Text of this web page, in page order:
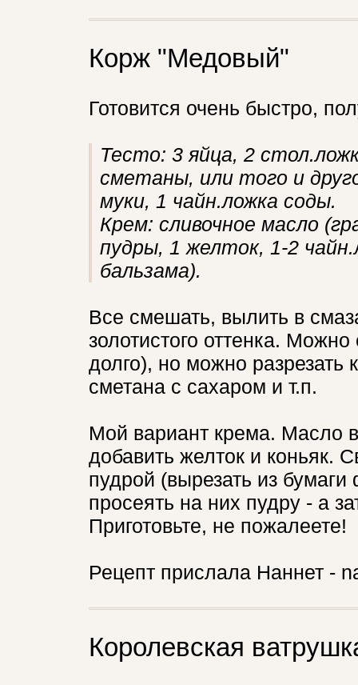
Корж "Медовый"
Готовится очень быстро,
Тесто: 3 яйца, 2
сметаны, или того и
муки, 1 чайн.ложка соды.
Крем: сливочное масло
пудры, 1 желток, 1-2
бальзама).
Все смешать, вылить в
золотистого оттенка.
долго), но можно
сметана с сахаром и т.п.
Мой вариант крема. Масло
добавить желток и коньяк.
пудрой (вырезать из
просеять на них пудру - а
Приготовьте, не пожалеете!
Рецепт прислала Наннет -
Королевская